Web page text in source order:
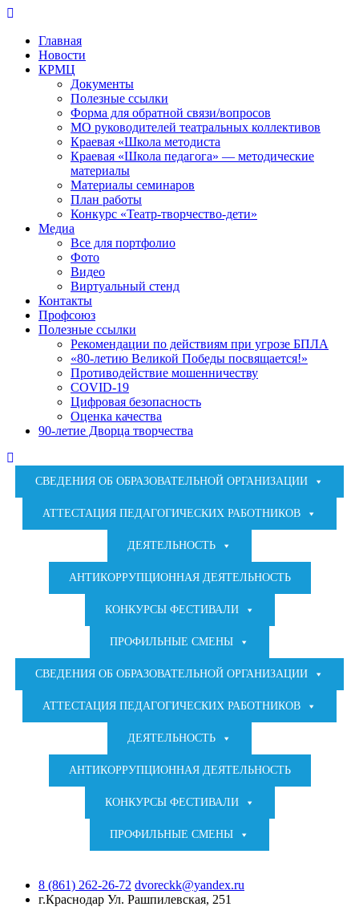
Перейти
контентуГлавная
Новости
КРМЦ
Документы
Полезные ссылки
Форма для обратной связи/вопросов
МО руководителей театральных коллективов
Краевая «Школа методиста
Краевая «Школа педагога» — методические
материалы
Материалы семинаров
План работы
Конкурс «Театр-творчество-дети»
Медиа
Все для портфолио
Фото
Видео
Виртуальный стенд
Контакты
Профсоюз
Полезные ссылки
Рекомендации по действиям при угрозе БПЛА
«80-летию Великой Победы посвящается!»
Противодействие мошенничеству
COVID-19
Цифровая безопасность
Оценка качества
90-летие Дворца творчества
СВЕДЕНИЯ ОБ ОБРАЗОВАТЕЛЬНОЙ ОРГАНИЗАЦИИ
АТТЕСТАЦИЯ ПЕДАГОГИЧЕСКИХ РАБОТНИКОВ
ДЕЯТЕЛЬНОСТЬ
АНТИКОРРУПЦИОННАЯ ДЕЯТЕЛЬНОСТЬ
КОНКУРСЫ ФЕСТИВАЛИ
ПРОФИЛЬНЫЕ СМЕНЫ
СВЕДЕНИЯ ОБ ОБРАЗОВАТЕЛЬНОЙ ОРГАНИЗАЦИИ
АТТЕСТАЦИЯ ПЕДАГОГИЧЕСКИХ РАБОТНИКОВ
ДЕЯТЕЛЬНОСТЬ
АНТИКОРРУПЦИОННАЯ ДЕЯТЕЛЬНОСТЬ
КОНКУРСЫ ФЕСТИВАЛИ
ПРОФИЛЬНЫЕ СМЕНЫ
8 (861) 262-26-72 dvoreckk@yandex.ru
г.Краснодар Ул. Рашпилевская, 251